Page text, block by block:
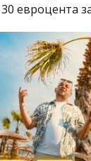
евроцента